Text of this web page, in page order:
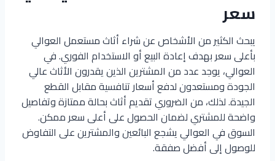
سعر
يبحث الكثير من الأشخاص عن شراء أثاث مستعمل العوالي
بأعلى سعر بهدف إعادة البيع أو الاستخدام الفوري. في
العوالي، يوجد عدد من المشترين الذين يقدرون الأثاث عالي
الجودة ومستعدون لدفع أسعار تنافسية مقابل القطع
الجيدة. لذلك، من الضروري تقديم أثاث بحالة ممتازة وتفاصيل
واضحة للمشتري لضمان الحصول على أعلى سعر ممكن.
السوق في العوالي يشجع البائعين والمشترين على التفاوض
للوصول إلى أفضل صفقة.